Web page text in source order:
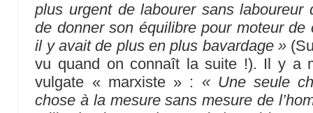
plus urgent de labourer sans
de donner son équilibre pour moteur
il y avait de plus en plus bavardage »
vu quand on connaît la suite !). Il y a
vulgate « marxiste » : « Une seule
chose à la mesure sans mesure de